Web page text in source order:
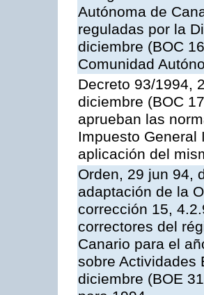
Autónoma de
reguladas por la
diciembre (BOC
Comunidad
Decreto 93/1994,
diciembre (BOC
aprueban las
Impuesto
aplicación del
Orden, 29 jun 94,
adaptación de la
corrección 15,
correctores del
Canario para el
sobre Actividades
diciembre (BOE